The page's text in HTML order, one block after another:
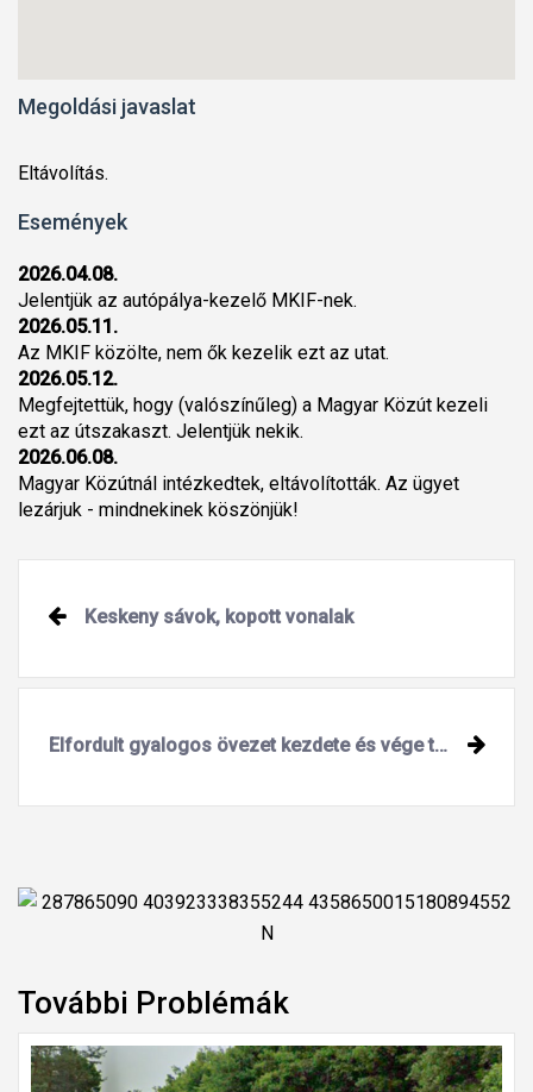
Megoldási javaslat
Eltávolítás.
Események
2026.04.08.
Jelentjük az autópálya-kezelő MKIF-nek.
2026.05.11.
Az MKIF közölte, nem ők kezelik ezt az utat.
2026.05.12.
Megfejtettük, hogy (valószínűleg) a Magyar Közút kezeli
ezt az útszakaszt. Jelentjük nekik.
2026.06.08.
Magyar Közútnál intézkedtek, eltávolították. Az ügyet
lezárjuk - mindnekinek köszönjük!
Keskeny sávok, kopott vonalak
Elfordult gyalogos övezet kezdete és vége táblák
További Problémák